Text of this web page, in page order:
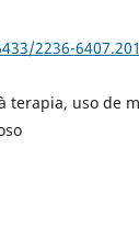
2236-
terapia, uso de